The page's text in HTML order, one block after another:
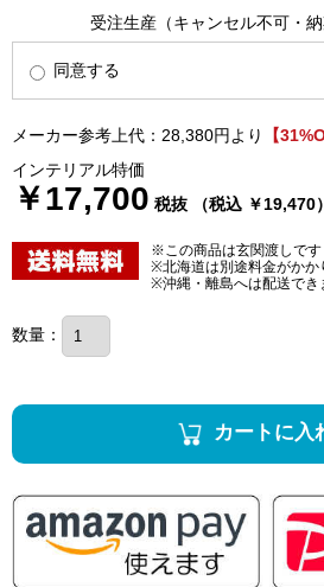
受注生産（キャンセル不可・納
同意する
メーカー参考上代：28,380円より
【
インテリアル特価
￥17,700 税抜 （税込 ￥19,470）
※この商品は玄関渡しです
※北海道は別途料金がかか
※沖縄・離島へは配送でき
数量：
カートに入